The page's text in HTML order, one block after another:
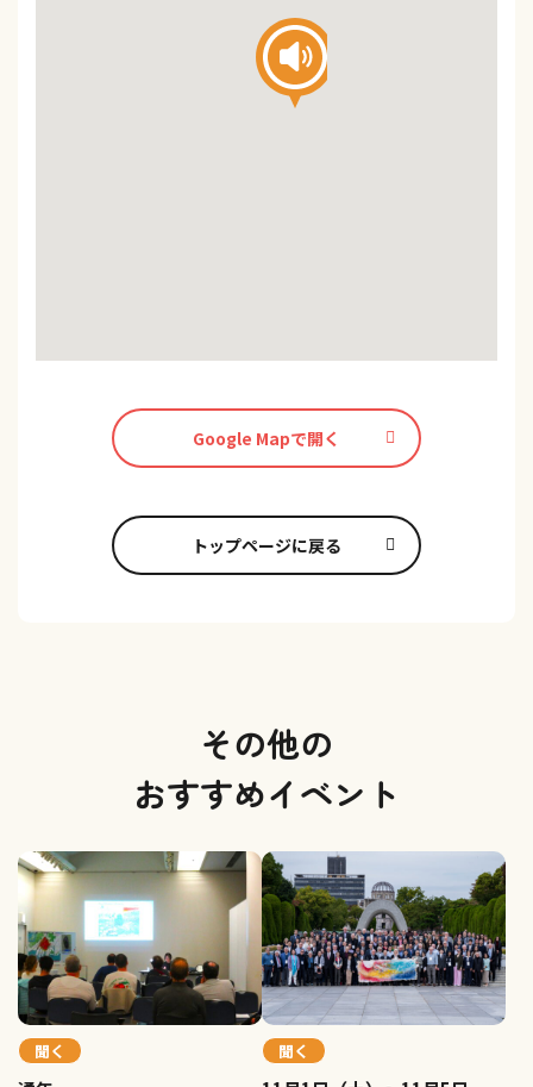
Google Mapで開く
トップページに戻る
その他の
おすすめイベント
聞く 聞く